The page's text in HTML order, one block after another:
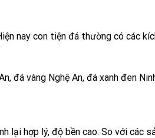
nay con tiện đá thường có các
đá vàng Nghệ An, đá xanh đen
lại hợp lý, độ bền cao. So với các